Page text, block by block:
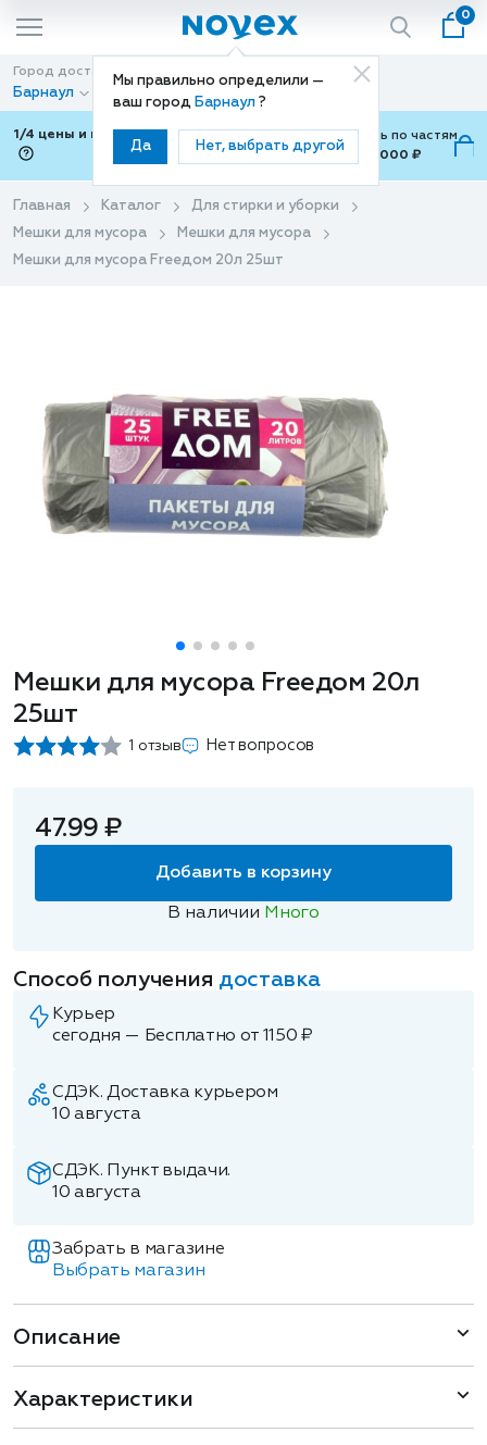
Мы правильно определили —
ваш город Барнаул ?
Да Нет, выбрать другой
0
Город доставки
Барнаул
Способ доставки
Доставка
1/4 цены и покупки ваши с Подели
Можно оплатить по частям
от 700 ₽ до 15,000 ₽
Главная Каталог
Для стирки и уборки
Мешки для мусора
Мешки для мусора
Мешки для мусора Freeдом 20л 25шт
Мешки для мусора Freeдом 20л
25шт
1 отзыв Нет вопросов
47.99 ₽
Добавить в корзину
В наличии Много
Способ получения доставка
Курьер
сегодня — Бесплатно от 1150 ₽
СДЭК. Доставка курьером
10 августа
СДЭК. Пункт выдачи.
10 августа
Забрать в магазине
Выбрать магазин
Описание
Характеристики